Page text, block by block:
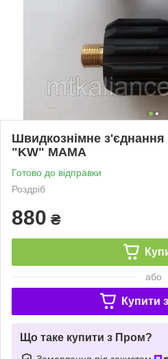
Швидкознімне
"KW" МАМА
Готово до відправки
Роздріб
880 ₴
або
Купити з
Що таке купити з Пром?